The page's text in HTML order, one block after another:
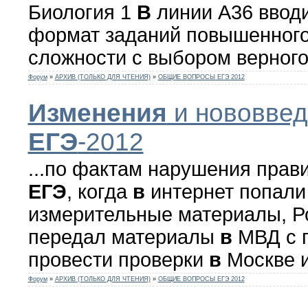
Биология 1 В линии А36
формат заданий
сложности с выбором
Форум » АРХИВ (ТОЛЬКО ДЛЯ ЧТЕНИЯ) » ОБЩИЕ ВОПРОСЫ ЕГЭ 2012
Изменения и
ЕГЭ-2012
...по фактам нарушения
ЕГЭ, когда в интернет
измерительные материалы,
передал материалы в МВД с
провести проверки в Москве
Форум » АРХИВ (ТОЛЬКО ДЛЯ ЧТЕНИЯ) » ОБЩИЕ ВОПРОСЫ ЕГЭ 2012